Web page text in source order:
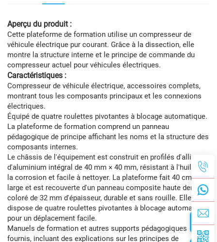
Aperçu du produit :
Cette plateforme de formation utilise un compresseur de
véhicule électrique pur courant. Grâce à la dissection, elle
montre la structure interne et le principe de commande du
compresseur actuel pour véhicules électriques.
Caractéristiques :
Compresseur de véhicule électrique, accessoires complets,
montrant tous les composants principaux et les connexions
électriques.
Équipé de quatre roulettes pivotantes à blocage automatique.
La plateforme de formation comprend un panneau
pédagogique de principe affichant les noms et la structure des
composants internes.
Le châssis de l'équipement est construit en profilés d'alliage
d'aluminium intégral de 40 mm × 40 mm, résistant à l'huile, à
la corrosion et facile à nettoyer. La plateforme fait 40 cm de
large et est recouverte d'un panneau composite haute densité
coloré de 32 mm d'épaisseur, durable et sans rouille. Elle
dispose de quatre roulettes pivotantes à blocage automatique
pour un déplacement facile.
Manuels de formation et autres supports pédagogiques
fournis, incluant des explications sur les principes de